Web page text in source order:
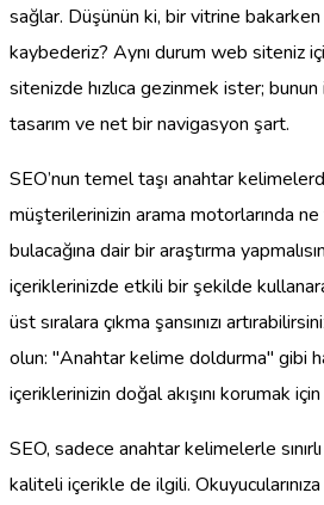
sağlar. Düşünün ki, bir vitrine
kaybederiz? Aynı durum web siteniz
sitenizde hızlıca gezinmek ister; bunun
tasarım ve net bir navigasyon şart.
SEO’nun temel taşı anahtar
müşterilerinizin arama motorlarında
bulacağına dair bir araştırma
içeriklerinizde etkili bir şekilde
üst sıralara çıkma şansınızı
olun: "Anahtar kelime doldurma" gibi
içeriklerinizin doğal akışını korumak
SEO, sadece anahtar kelimelerle
kaliteli içerikle de ilgili.